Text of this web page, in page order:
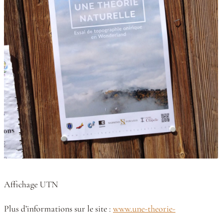
Affichage UTN
Plus d’informations sur le site : www.une-theorie-